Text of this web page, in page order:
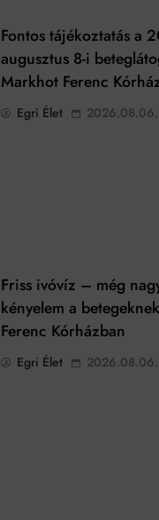
Fontos tájékoztatás a
augusztus 8-i
Markhot Ferenc
Egri Élet 2026.08.06.
Friss ivóvíz – még
kényelem a
Ferenc Kórházban
Egri Élet 2026.08.06.